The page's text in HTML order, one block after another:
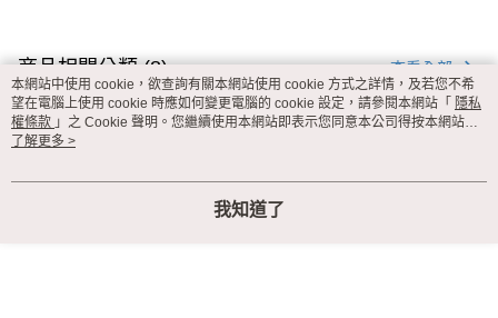
商品相關分類 (8) 查看全部
■ 無鋼圈內衣
✧罩杯分類
本網站中使用 cookie，欲查詢有關本網站使用 cookie 方式之詳情，及若您不希
望在電腦上使用 cookie 時應如何變更電腦的 cookie 設定，請參閱本網站「 隱私
權條款 」之 Cookie 聲明。您繼續使用本網站即表示您同意本公司得按本網站使
用條款之 Cookie 聲明使用 cookie。
了解更多 >
我知道了